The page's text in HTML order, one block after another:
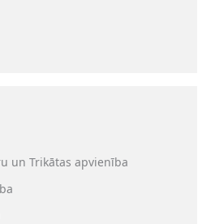
un Trikātas apvienība